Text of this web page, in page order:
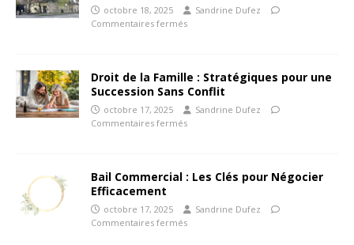
octobre 18, 2025
Sandrine Dufez
Commentaires fermés
Droit de la Famille : Stratégiques pour une
Succession Sans Conflit
octobre 17, 2025
Sandrine Dufez
Commentaires fermés
Bail Commercial : Les Clés pour Négocier
Efficacement
octobre 17, 2025
Sandrine Dufez
Commentaires fermés